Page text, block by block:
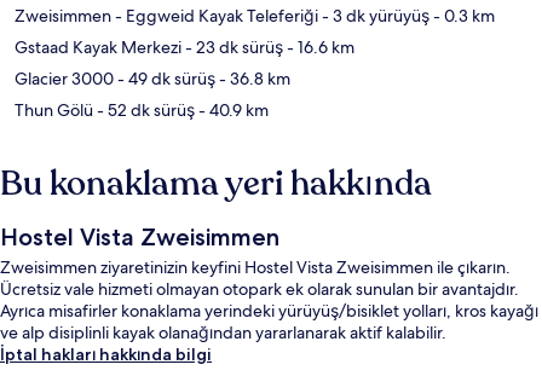
Zweisimmen - Eggweid Kayak Teleferiği- 3 dk yürüyüş- 0.3 km
Gstaad Kayak Merkezi- 23 dk sürüş- 16.6 km
Glacier 3000- 49 dk sürüş- 36.8 km
Thun Gölü- 52 dk sürüş- 40.9 km
Bu konaklama yeri hakkında
Hostel Vista Zweisimmen
Zweisimmen ziyaretinizin keyfini Hostel Vista Zweisimmen ile çıkarın.
Ücretsiz vale hizmeti olmayan otopark ek olarak sunulan bir avantajdır.
Ayrıca misafirler konaklama yerindeki yürüyüş/bisiklet yolları, kros kayağı
ve alp disiplinli kayak olanağından yararlanarak aktif kalabilir.
İptal hakları hakkında bilgi